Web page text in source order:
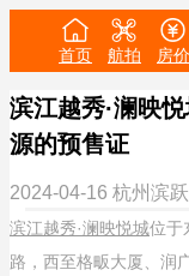
首页 航拍 房价
滨江越秀·澜映
源的预售证
2024-04-16 杭州滨
滨江越秀·澜映悦城位于
路，西至格畈大厦、润